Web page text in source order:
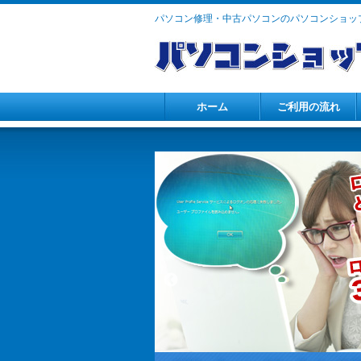
パソコン修理・中古パソコンのパソコンショッ
ホーム ご利用の流れ